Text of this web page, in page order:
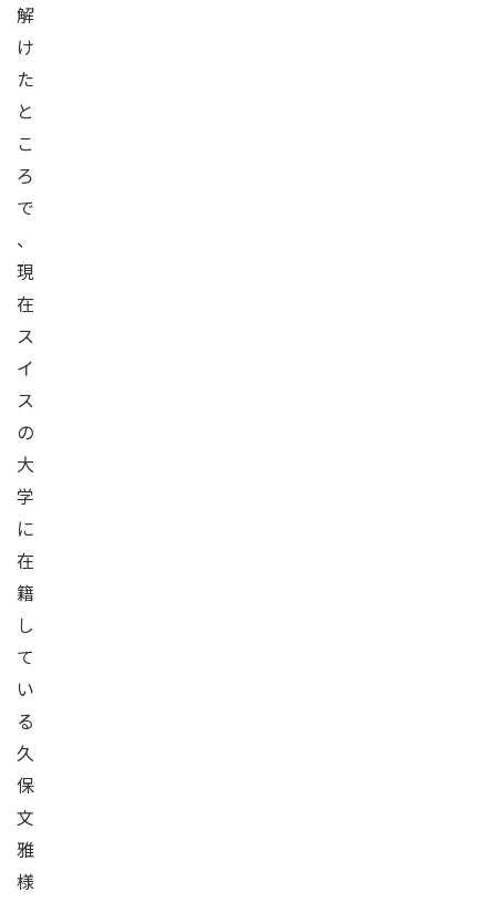
解
け
た
と
こ
ろ
で
、
現
在
ス
イ
ス
の
大
学
に
在
籍
し
て
い
る
久
保
文
雅
様